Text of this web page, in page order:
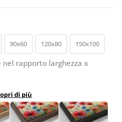
90x60 120x80 150x100
rapporto larghezza x
di più